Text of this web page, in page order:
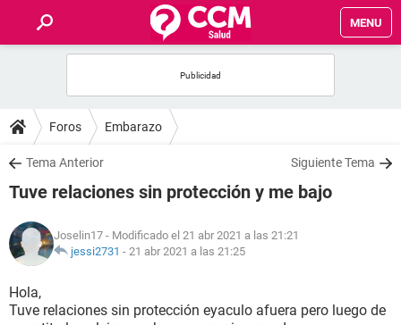
MENU
FOROS
SALUD
NUTRICIÓN
BIENESTAR
Foros Embarazo
Tema Anterior Siguiente Tema
Tuve relaciones sin protección y me bajo
Joselin17 - Modificado el 21 abr 2021 a las 21:21
jessi2731 - 21 abr 2021 a las 21:25
Hola,
Tuve relaciones sin protección eyaculo afuera pero luego de